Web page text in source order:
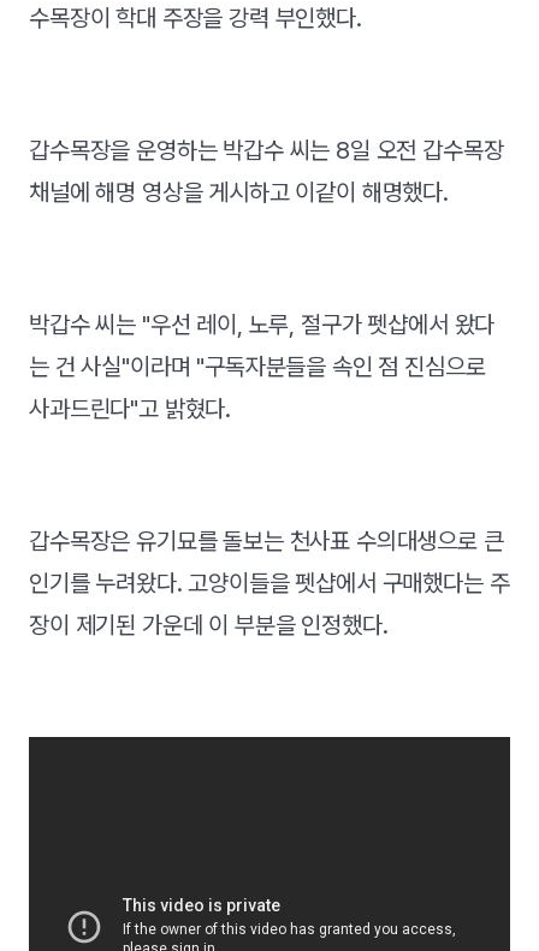
수목장이 학대 주장을 강력 부인했다.
갑수목장을 운영하는 박갑수 씨는 8일 오전 갑수목장
채널에 해명 영상을 게시하고 이같이 해명했다.
박갑수 씨는 "우선 레이, 노루, 절구가 펫샵에서 왔다
는 건 사실"이라며 "구독자분들을 속인 점 진심으로
사과드린다"고 밝혔다.
갑수목장은 유기묘를 돌보는 천사표 수의대생으로 큰
인기를 누려왔다. 고양이들을 펫샵에서 구매했다는 주
장이 제기된 가운데 이 부분을 인정했다.